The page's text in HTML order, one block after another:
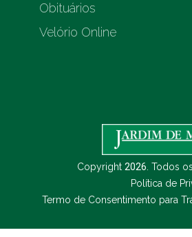
Obituários
Velório Online
Copyright 2026 . Todos
Política de
Termo de Consentimento para